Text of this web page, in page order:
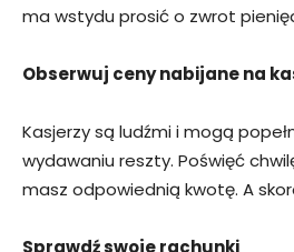
ma wstydu prosić o zwrot
Obserwuj ceny nabijane na
Kasjerzy są ludźmi i mogą
wydawaniu reszty. Poświęć
masz odpowiednią kwotę. A
Sprawdź swoje rachunki